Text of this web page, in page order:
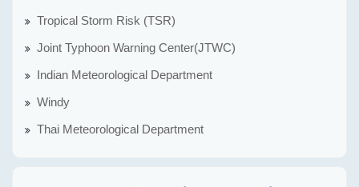
Tropical Storm Risk (TSR)
Joint Typhoon Warning Center(JTWC)
Indian Meteorological Department
Windy
Thai Meteorological Department